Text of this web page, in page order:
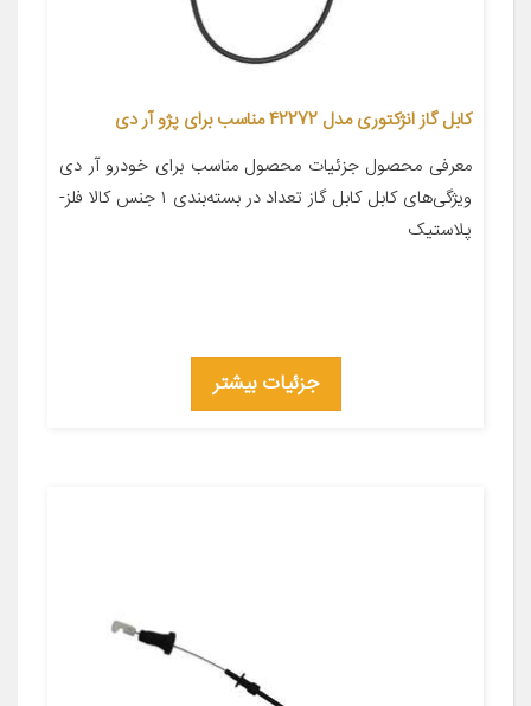
کابل گاز انژکتوری مدل 42272 مناسب برای پژو آر دی
معرفی محصول جزئیات محصول مناسب برای خودرو آر دی
ویژگی‌های کابل کابل گاز تعداد در بسته‌بندی ۱ جنس کالا فلز-
پلاستیک
جزئیات بیشتر